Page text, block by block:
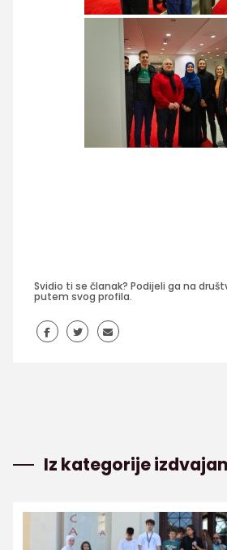
Svidio ti se članak? Podijeli ga na
putem svog profila.
Iz kategorije